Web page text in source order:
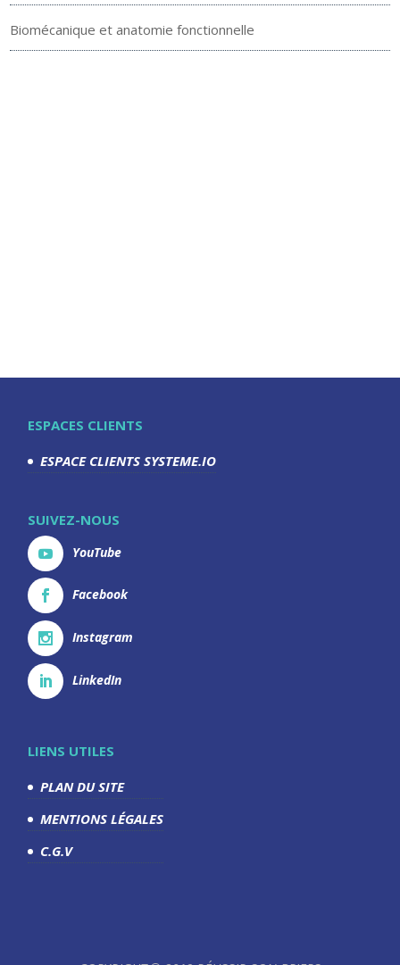
Biomécanique et anatomie fonctionnelle
ESPACES CLIENTS
ESPACE CLIENTS SYSTEME.IO
SUIVEZ-NOUS
YouTube
Facebook
Instagram
LinkedIn
LIENS UTILES
PLAN DU SITE
MENTIONS LÉGALES
C.G.V